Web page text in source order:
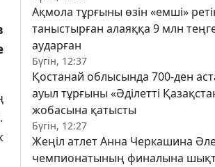
Ақмола тұрғыны өзін «емші»
таныстырған алаяққа 9 млн
аударған
Бүгін, 12:37
Қостанай облысында 700-ден
ауыл тұрғыны «Әділетті
жобасына қатысты
Бүгін, 12:27
Жеңіл атлет Анна Черкашина
чемпионатының финалына